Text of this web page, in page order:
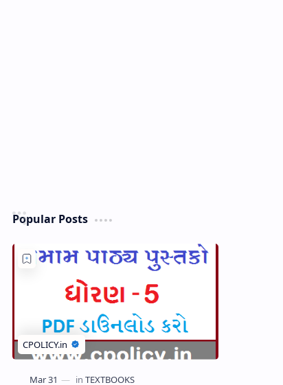
Popular Posts